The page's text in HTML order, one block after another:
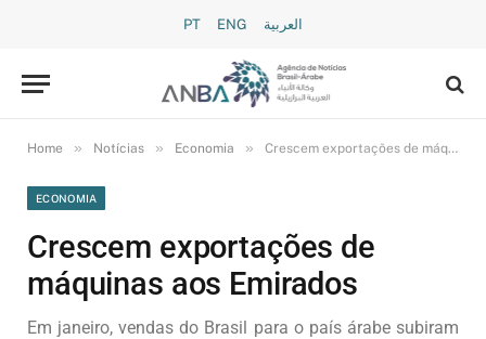
PT ENG العربية
Home » Notícias » Economia » Crescem exportações de máquinas aos Emirados
ECONOMIA
Crescem exportações de
máquinas aos Emirados
Em janeiro, vendas do Brasil para o país árabe subiram